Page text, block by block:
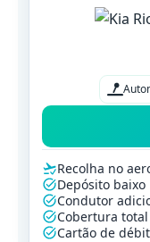
Recolha no
Depósito baixo
Condutor
Cobertura total
Cartão de